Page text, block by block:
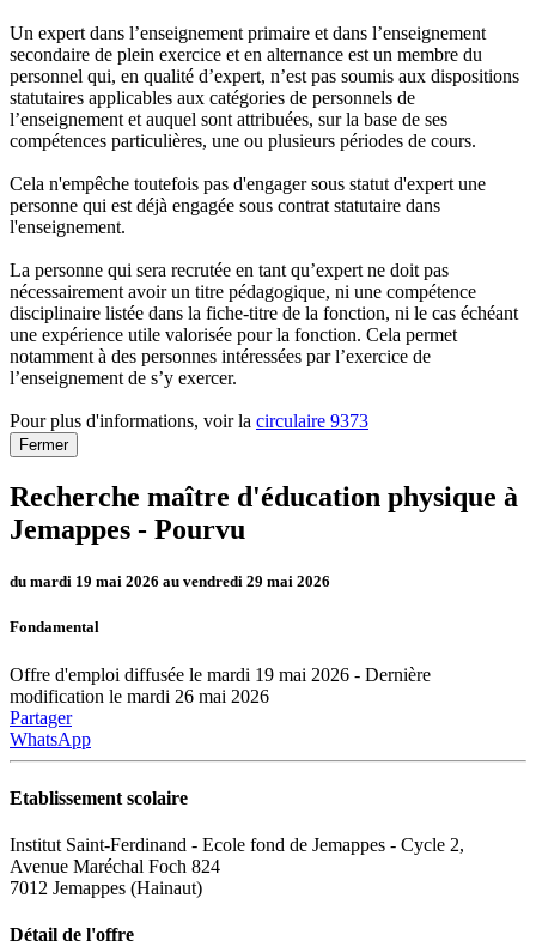
Un expert dans l’enseignement primaire et dans l’enseignement
secondaire de plein exercice et en alternance est un membre du
personnel qui, en qualité d’expert, n’est pas soumis aux dispositions
statutaires applicables aux catégories de personnels de
l’enseignement et auquel sont attribuées, sur la base de ses
compétences particulières, une ou plusieurs périodes de cours.
Cela n'empêche toutefois pas d'engager sous statut d'expert une
personne qui est déjà engagée sous contrat statutaire dans
l'enseignement.
La personne qui sera recrutée en tant qu’expert ne doit pas
nécessairement avoir un titre pédagogique, ni une compétence
disciplinaire listée dans la fiche-titre de la fonction, ni le cas échéant
une expérience utile valorisée pour la fonction. Cela permet
notamment à des personnes intéressées par l’exercice de
l’enseignement de s’y exercer.
Pour plus d'informations, voir la circulaire 9373
Fermer
Recherche maître d'éducation physique à
Jemappes - Pourvu
du mardi 19 mai 2026 au vendredi 29 mai 2026
Fondamental
Offre d'emploi diffusée le mardi 19 mai 2026 - Dernière
modification le mardi 26 mai 2026
Partager
WhatsApp
Etablissement scolaire
Institut Saint-Ferdinand - Ecole fond de Jemappes - Cycle 2,
Avenue Maréchal Foch 824
7012 Jemappes (Hainaut)
Détail de l'offre